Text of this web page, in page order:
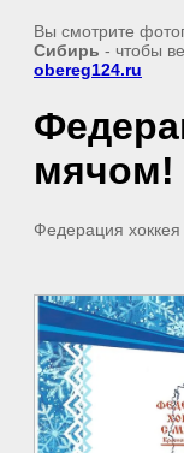
Вы смотрите
Сибирь - чтобы
obereg124.ru
мячом!
Федерация